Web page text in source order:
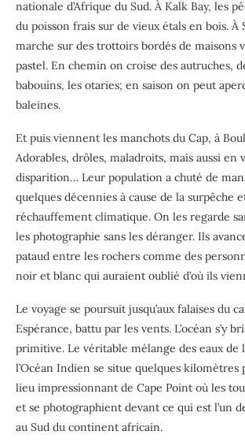
nationale d’Afrique du Sud. À Kalk Bay, les
du poisson frais sur de vieux étals en bois. À
marche sur des trottoirs bordés de maisons
pastel. En chemin on croise des autruches,
babouins, les otaries; en saison on peut
baleines.
Et puis viennent les manchots du Cap, à
Adorables, drôles, maladroits, mais aussi en
disparition… Leur population a chuté de
quelques décennies à cause de la surpêche
réchauffement climatique. On les regarde
les photographie sans les déranger. Ils
pataud entre les rochers comme des
noir et blanc qui auraient oublié d’où ils
Le voyage se poursuit jusqu’aux falaises du
Espérance, battu par les vents. L’océan s’y
primitive. Le véritable mélange des eaux de
l’Océan Indien se situe quelques kilomètres
lieu impressionnant de Cape Point où les
et se photographient devant ce qui est l’un
au Sud du continent africain.